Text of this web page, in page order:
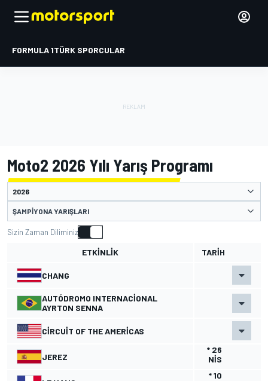
FORMULA 1TÜRK SPORCULAR
Moto2 2026 Yılı Yarış Programı
ŞAMPIYONA YARIŞLARI
Sizin Zaman Diliminiz
ETKINLIK TARIH
CHANG
AUTÓDROMO INTERNACIONAL
AYRTON SENNA
CIRCUIT OF THE AMERICAS
JEREZ
* 26
NIS
* 10